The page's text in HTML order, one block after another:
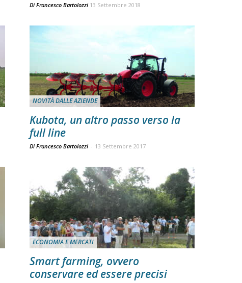
Di Francesco Bartolozzi 13 Settembre 2018
NOVITÀ DALLE AZIENDE
Kubota, un altro passo verso la
full line
Di Francesco Bartolozzi - 13 Settembre 2017
ECONOMIA E MERCATI
Smart farming, ovvero
conservare ed essere precisi